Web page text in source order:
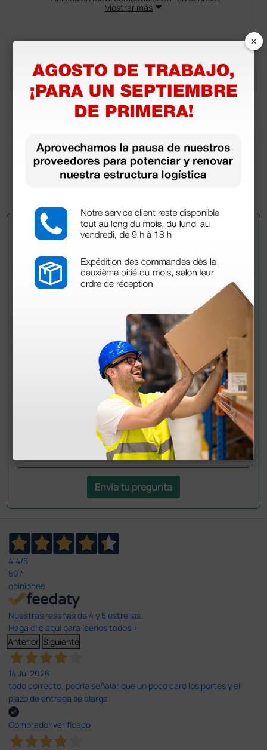
Peso (kg): 0,09Mostrar más
Documentos
descargables
Declaración de conformidad
Manual de usuario
¿Todavía tienes alguna duda? ¿Necesitas más
Envía ahora mismo tu pregunta a los colegas que ya
han adquirido este producto.
Envía tu pregunta
4,4/5
597
opiniones
Nuestras reseñas de 4 y 5 estrellas.
Haga clic aquí para leerlos todos >
Anterior Siguiente
14 Jul 2026
todo correcto. podria señalar que un poco caro los portes y el
plazo de entrega se alarga.
Comprador verificado
×